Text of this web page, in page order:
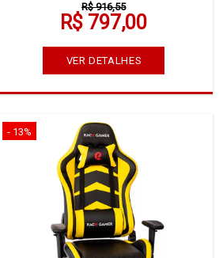
R$ 916,55
R$ 797,00
VER DETALHES
- 13%